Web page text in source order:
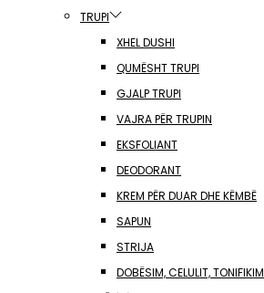
TRUPI
XHEL DUSHI
QUMËSHT TRUPI
GJALP TRUPI
VAJRA PËR TRUPIN
EKSFOLIANT
DEODORANT
KREM PËR DUAR DHE KËMBË
SAPUN
STRIJA
DOBËSIM, CELULIT, TONIFIKIM